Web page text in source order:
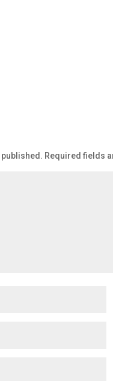
Required fields